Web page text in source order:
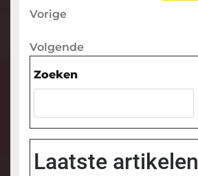
Berichtnavigatie
Vorige
Vorige
Volgende
Volgende
Zoeken
Laatste artikelen